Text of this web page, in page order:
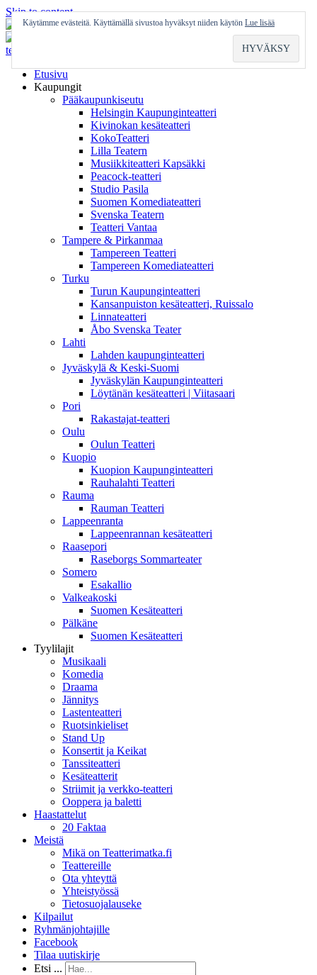
Skip to content
Etusivu
Kaupungit
Pääkaupunkiseutu
Helsingin Kaupunginteatteri
Kivinokan kesäteatteri
KokoTeatteri
Lilla Teatern
Musiikkiteatteri Kapsäkki
Peacock-teatteri
Studio Pasila
Suomen Komediateatteri
Svenska Teatern
Teatteri Vantaa
Tampere & Pirkanmaa
Tampereen Teatteri
Tampereen Komediateatteri
Turku
Turun Kaupunginteatteri
Kansanpuiston kesäteatteri, Ruissalo
Linnateatteri
Åbo Svenska Teater
Lahti
Lahden kaupunginteatteri
Jyväskylä & Keski-Suomi
Jyväskylän Kaupunginteatteri
Löytänän kesäteatteri | Viitasaari
Pori
Rakastajat-teatteri
Oulu
Oulun Teatteri
Kuopio
Kuopion Kaupunginteatteri
Rauhalahti Teatteri
Rauma
Rauman Teatteri
Lappeenranta
Lappeenrannan kesäteatteri
Raasepori
Raseborgs Sommarteater
Somero
Esakallio
Valkeakoski
Suomen Kesäteatteri
Pälkäne
Suomen Kesäteatteri
Tyylilajit
Musikaali
Komedia
Draama
Jännitys
Lastenteatteri
Ruotsinkieliset
Stand Up
Konsertit ja Keikat
Tanssiteatteri
Kesäteatterit
Striimit ja verkko-teatteri
Ooppera ja baletti
Haastattelut
20 Faktaa
Meistä
Mikä on Teatterimatka.fi
Teattereille
Ota yhteyttä
Yhteistyössä
Tietosuojalauseke
Kilpailut
Ryhmänjohtajille
Facebook
Tilaa uutiskirje
Etsi ...
Käytämme evästeitä. Käyttämällä sivustoa hyväksyt niiden käytön Lue lisää